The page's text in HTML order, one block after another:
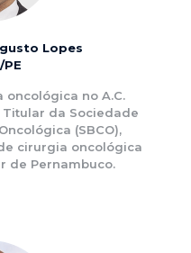
Lopes
no A.C.
Titular da Sociedade
(SBCO),
cirurgia oncológica
de Pernambuco.